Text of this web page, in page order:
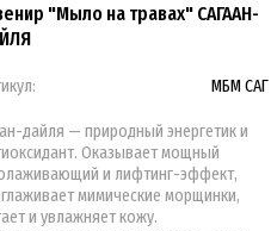
"Мыло на травах" САГААН-
МБМ САГ
дайля — природный энергетик и
Оказывает мощный
и лифтинг-эффект,
мимические морщинки,
и увлажняет кожу.